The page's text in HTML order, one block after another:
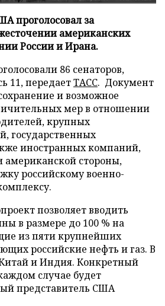
проголосовал за
американских
России и Ирана.
86 сенаторов,
11, передаетТАСС. Документ
и возможное
мер в отношении
крупных
государственных
иностранных компаний,
американской стороны,
российскому военно-
позволяет вводить
в размере до 100 % на
из пяти крупнейших
российские нефть и газ. В
и Индия. Конкретный
случае будет
представитель США